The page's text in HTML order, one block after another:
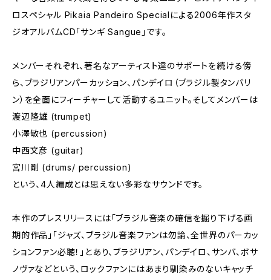
ロスペシャル Pikaia Pandeiro Specialによる2006年作スタ
ジオアルバムCD「サンギ Sangue」です。
メンバーそれぞれ、著名なアーティスト達のサポートを続ける傍
ら、ブラジリアンパーカッション、パンデイロ（ブラジル製タンバリ
ン）を全面にフィーチャーして活動するユニット。そしてメンバーは
渡辺隆雄 (trumpet)
小澤敏也 (percussion)
中西文彦 (guitar)
宮川剛 (drums/ percussion)
という、4人編成とは思えない多彩なサウンドです。
本作のプレスリリースには「ブラジル音楽の確信を掘り下げる画
期的作品」「ジャズ、ブラジル音楽ファンは勿論、全世界のパーカッ
ションファン必聴！」とあり、ブラジリアン、パンデイロ、サンバ、ボサ
ノヴァなどという、ロックファンにはあまり馴染みのないキャッチ